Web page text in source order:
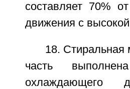
составляет 70%
движения с
18.
часть
охлаждающего